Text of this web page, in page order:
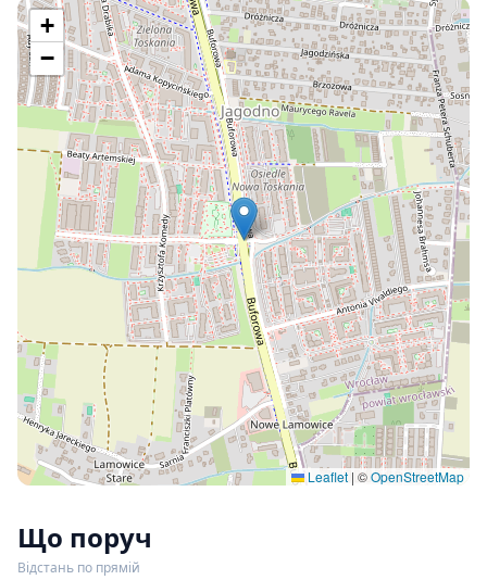
+
−
Leaflet | ©OpenStreetMap
Що поруч
Відстань по прямій